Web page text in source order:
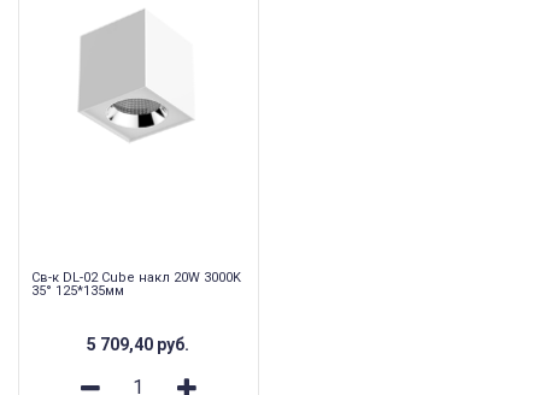
Св-к DL-02 Cube накл 20W 3000K
35° 125*135мм
5 709,40 руб.